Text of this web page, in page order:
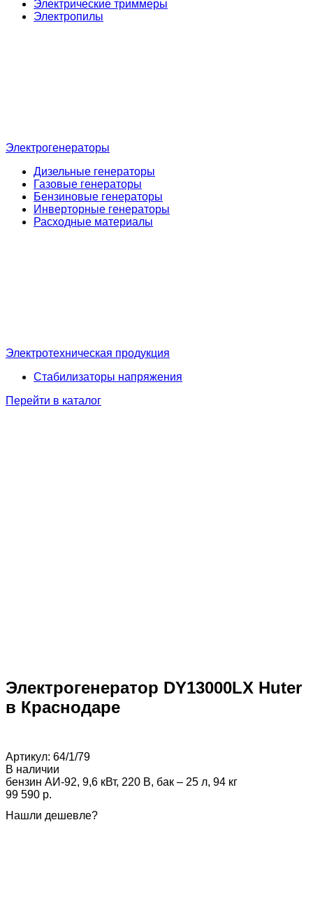
Электрические триммеры
Электропилы
Электрогенераторы
Дизельные генераторы
Газовые генераторы
Бензиновые генераторы
Инверторные генераторы
Расходные материалы
Электротехническая продукция
Стабилизаторы напряжения
Перейти в каталог
Электрогенератор DY13000LX Huter
в Краснодаре
Артикул: 64/1/79
В наличии
бензин АИ-92, 9,6 кВт, 220 В, бак – 25 л, 94 кг
99 590 p.
Нашли дешевле?